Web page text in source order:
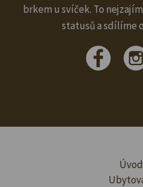
brkem u svíček. To
statusů a sdílíme
Úvod